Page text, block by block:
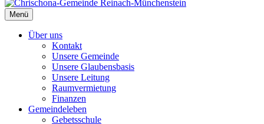
Menü
Über uns
Kontakt
Unsere Gemeinde
Unsere Glaubensbasis
Unsere Leitung
Raumvermietung
Finanzen
Gemeindeleben
Gebetsschule